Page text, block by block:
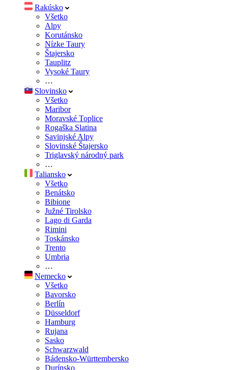
Rakúsko
Všetko
Alpy
Korutánsko
Nízke Taury
Štajersko
Tauplitz
Vysoké Taury
…
Slovinsko
Všetko
Maribor
Moravské Toplice
Rogaška Slatina
Savinjské Alpy
Slovinské Štajersko
Triglavský národný park
…
Taliansko
Všetko
Benátsko
Bibione
Južné Tirolsko
Lago di Garda
Rimini
Toskánsko
Trento
Umbria
…
Nemecko
Všetko
Bavorsko
Berlín
Düsseldorf
Hamburg
Rujana
Sasko
Schwarzwald
Bádensko-Württembersko
Durínsko